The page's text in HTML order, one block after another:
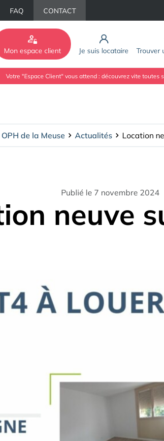
FAQ CONTACT
Mon espace client Je suis locataire Trouver
Votre "Espace Client" vous attend : découvrez vite toutes
OPH de la Meuse Actualités Location
Publié le 7 novembre 2024
neuve